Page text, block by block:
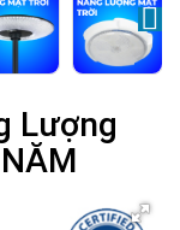
Lượng